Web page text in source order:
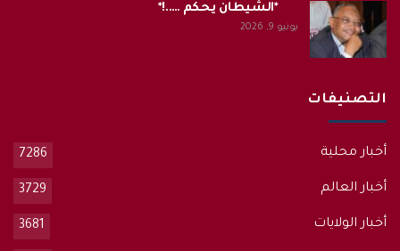
*الشيطان يحكم …..!*
يونيو 9, 2026
التصنيفات
أخبار محلية 7286
أخبار العالم 3729
أخبار الولايات 3681